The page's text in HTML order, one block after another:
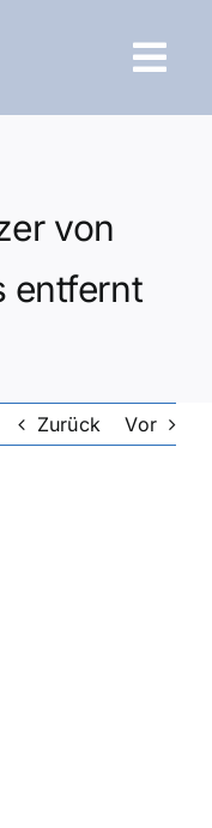
von
entfernt
Zurück Vor